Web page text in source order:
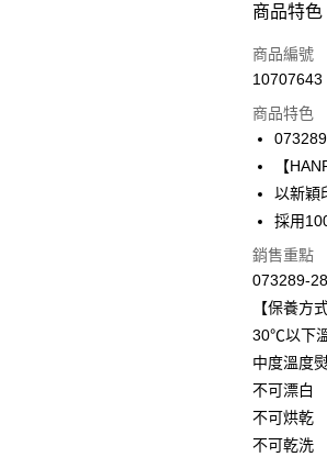
付款方式
信用卡一
合作金
華南商
國泰世
臺灣中
匯豐（
聯邦商
玉山商
台新國
台灣樂
LINE Pay
悠遊付
全盈+PAY
ATM付款
運送方式
付款後全
商品特色
商品編號
10707643
商品特色
【
以新穎
採用
銷售重點
073289-
【保養方
30℃以下
中度溫度
不可漂白
不可烘乾
不可乾洗